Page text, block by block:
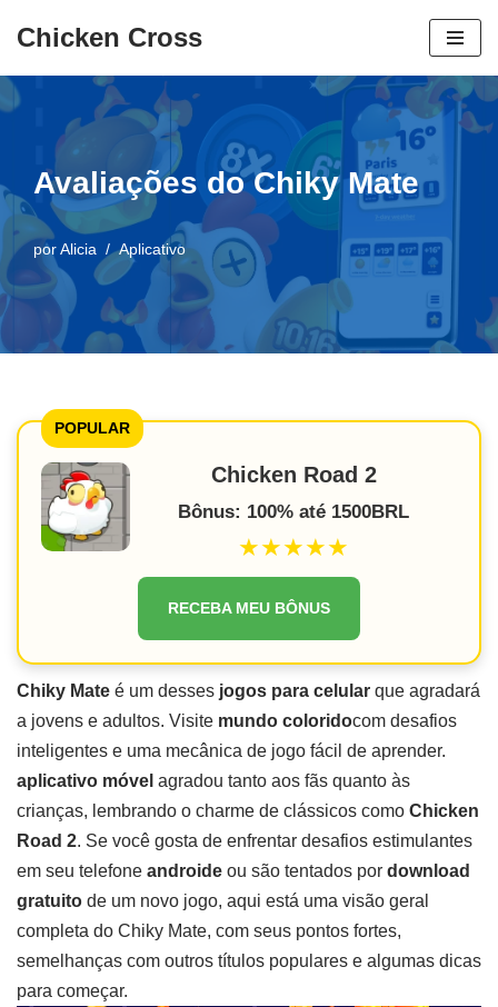
para
conteúdo
Chicken Cross
Avaliações do Chiky Mate
porAlicia Aplicativo
POPULAR
Chicken Road 2
Bônus: 100% até 1500BRL
★★★★★
RECEBA MEU BÔNUS
Chiky Mate é um desses jogos para celular que agradará
a jovens e adultos. Visite mundo coloridocom desafios
inteligentes e uma mecânica de jogo fácil de aprender.
aplicativo móvel agradou tanto aos fãs quanto às
crianças, lembrando o charme de clássicos como Chicken
Road 2. Se você gosta de enfrentar desafios estimulantes
em seu telefone androide ou são tentados por download
gratuito de um novo jogo, aqui está uma visão geral
completa do Chiky Mate, com seus pontos fortes,
semelhanças com outros títulos populares e algumas dicas
para começar.